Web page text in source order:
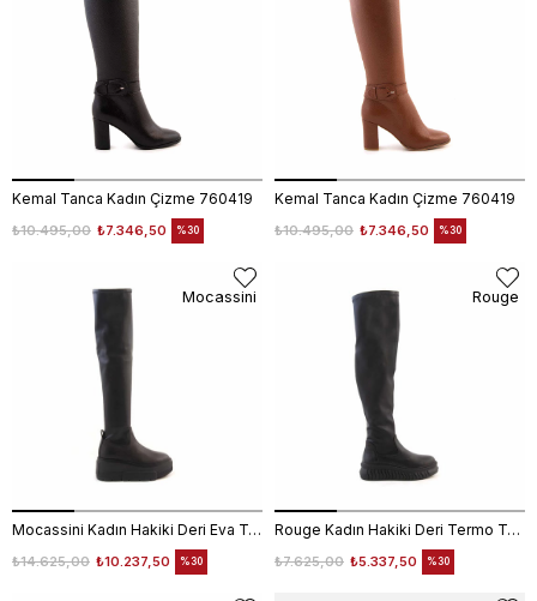
Kemal Tanca Kadın Çizme 760419
₺7.346,50
₺10.495,00 %30
Kemal Tanca Kadın Çizme 760419
₺7.346,50
₺10.495,00 %30
Mocassini Kadın Hakiki Deri Eva Taban Siyah Günlük Çizme
₺10.237,50
₺14.625,00 %30
Mocassini
Rouge Kadın Hakiki Deri Termo Taban Siyah Günlük Çizme
₺5.337,50
₺7.625,00 %30
Rouge